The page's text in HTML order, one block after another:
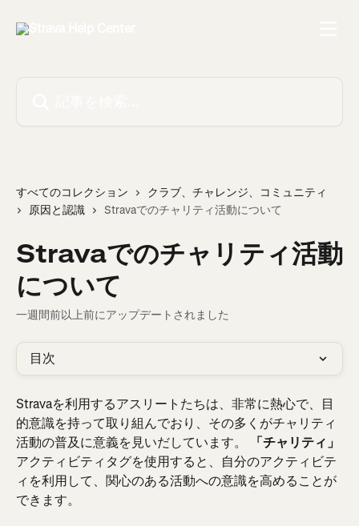
すべてのコレクション
クラブ、チャレンジ、コミュニティ
原因と認識
Stravaでのチャリティ活動について
Stravaでのチャリティ活動
について
一週間前以上前にアップデートされました
目次
Stravaを利用するアスリートたちは、非常に熱心で、目
的意識を持って取り組んでおり、その多くがチャリティ
活動の普及に意義を見いだしています。
「チャリティ」
アクティビティタグを使用すると、自分のアクティビテ
ィを利用して、関心のある活動への意識を高めることが
できます。